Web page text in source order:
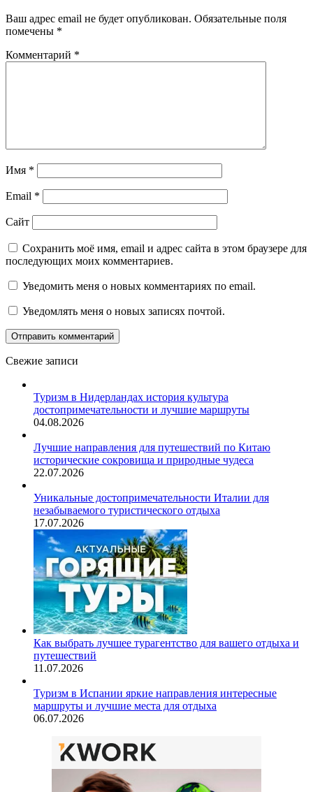
Ваш адрес email не будет опубликован. Обязательные поля
помечены *
Комментарий *
Имя *
Email *
Сайт
Сохранить моё имя, email и адрес сайта в этом браузере для
последующих моих комментариев.
Уведомить меня о новых комментариях по email.
Уведомлять меня о новых записях почтой.
Свежие записи
Туризм в Нидерландах история культура
достопримечательности и лучшие маршруты
04.08.2026
Лучшие направления для путешествий по Китаю
исторические сокровища и природные чудеса
22.07.2026
Уникальные достопримечательности Италии для
незабываемого туристического отдыха
17.07.2026
Как выбрать лучшее турагентство для вашего отдыха и
путешествий
11.07.2026
Туризм в Испании яркие направления интересные
маршруты и лучшие места для отдыха
06.07.2026